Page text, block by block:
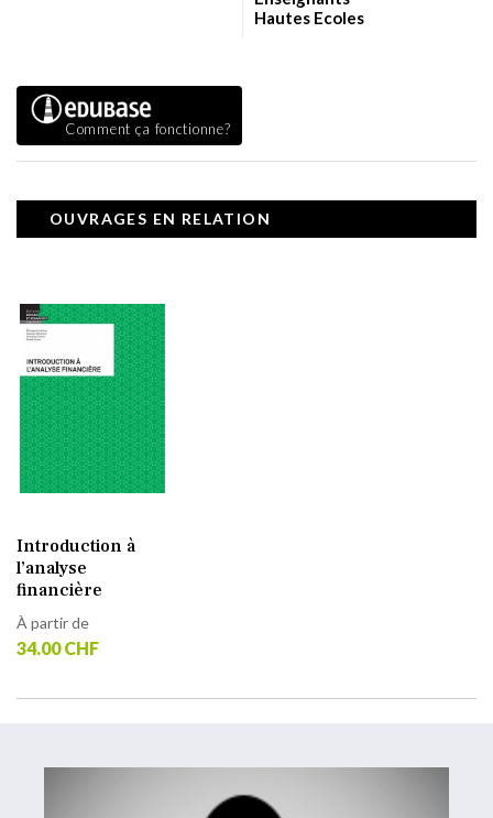
Hautes Ecoles
Comment ça fonctionne?
OUVRAGES EN RELATION
Introduction à
l’analyse
financière
À partir de
34.00 CHF